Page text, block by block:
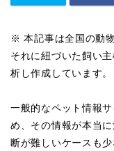
※ 本記事は全国の動
それに紐づいた飼い
析し作成しています。
一般的なペット情報
め、その情報が本当
断が難しいケースも